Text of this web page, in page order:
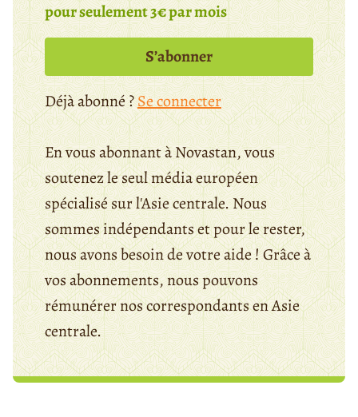
pour seulement 3€ par mois
S’abonner
Déjà abonné ?Se connecter
En vous abonnant à Novastan, vous
soutenez le seul média européen
spécialisé sur l'Asie centrale. Nous
sommes indépendants et pour le rester,
nous avons besoin de votre aide ! Grâce à
vos abonnements, nous pouvons
rémunérer nos correspondants en Asie
centrale.